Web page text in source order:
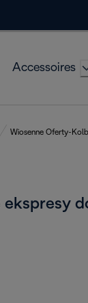
Accessoires
Wiosenne Oferty-